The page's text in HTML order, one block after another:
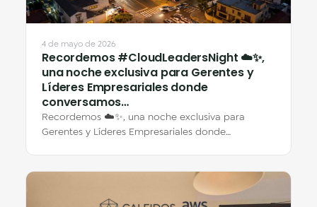
4 de mayo de 2026
Recordemos #CloudLeadersNight ☁️✨,
una noche exclusiva para Gerentes y
Líderes Empresariales donde
conversamos…
Recordemos ☁️✨, una noche exclusiva para
Gerentes y Líderes Empresariales donde